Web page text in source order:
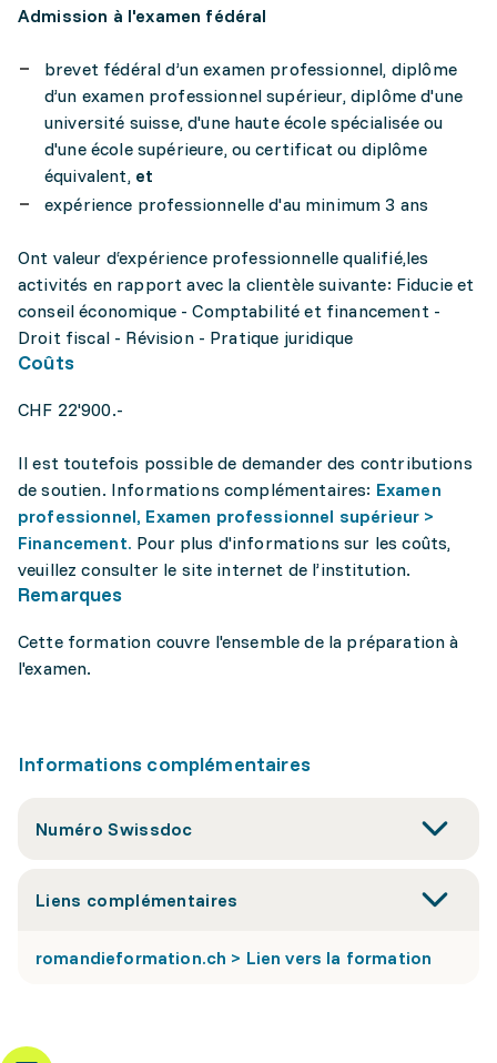
Admission à l'examen fédéral
brevet fédéral d’un examen professionnel, diplôme
d’un examen professionnel supérieur, diplôme d'une
université suisse, d'une haute école spécialisée ou
d'une école supérieure, ou certificat ou diplôme
équivalent, et
expérience professionnelle d'au minimum 3 ans
Ont valeur d‘expérience professionnelle qualifié,les
activités en rapport avec la clientèle suivante: Fiducie et
conseil économique - Comptabilité et financement -
Droit fiscal - Révision - Pratique juridique
Coûts
CHF 22'900.-
Il est toutefois possible de demander des contributions
de soutien. Informations complémentaires: Examen
professionnel, Examen professionnel supérieur >
Financement. Pour plus d'informations sur les coûts,
veuillez consulter le site internet de l’institution.
Remarques
Cette formation couvre l'ensemble de la préparation à
l'examen.
Informations complémentaires
Numéro Swissdoc
Liens complémentaires
romandieformation.ch > Lien vers la formation